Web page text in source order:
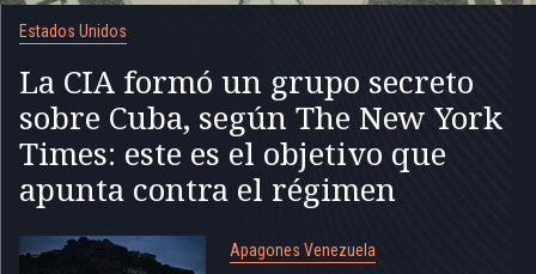
Estados Unidos
La CIA formó un grupo secreto
sobre Cuba, según The New York
Times: este es el objetivo que
apunta contra el régimen
Apagones Venezuela